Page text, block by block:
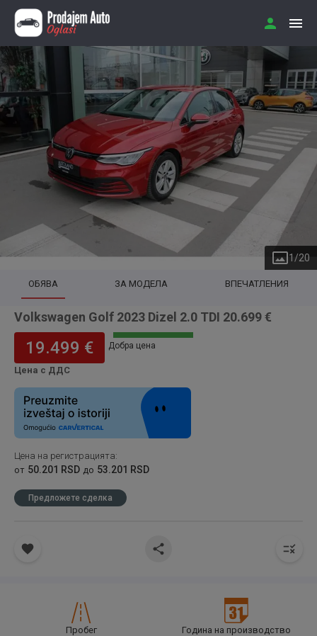
1/20
ОБЯВА ЗА МОДЕЛА ВПЕЧАТЛЕНИЯ
Volkswagen Golf 2023 Dizel 2.0 TDI 20.699 €
19.499 €
Цена с ДДС
Добра цена
Цена на регистрацията:
от 50.201 RSD до 53.201 RSD
Предложете сделка
Пробег Година на производство